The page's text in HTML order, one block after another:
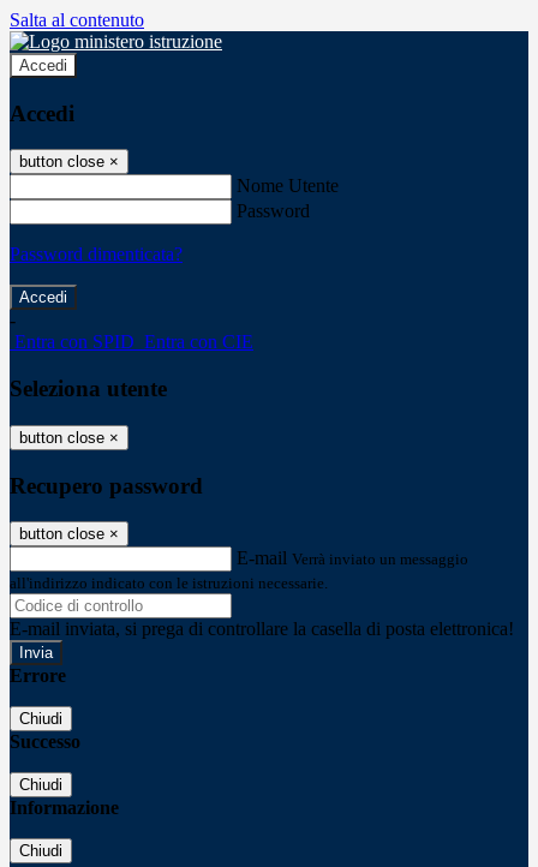
Salta al contenuto
Accedi
Accedi
button close ×
Nome Utente
Password
Password dimenticata?
-
Entra con SPID Entra con CIE
Seleziona utente
button close ×
Recupero password
button close ×
E-mail Verrà inviato un messaggio
all'indirizzo indicato con le istruzioni necessarie.
E-mail inviata, si prega di controllare la casella di posta elettronica!
Errore
Chiudi
Successo
Chiudi
Informazione
Chiudi